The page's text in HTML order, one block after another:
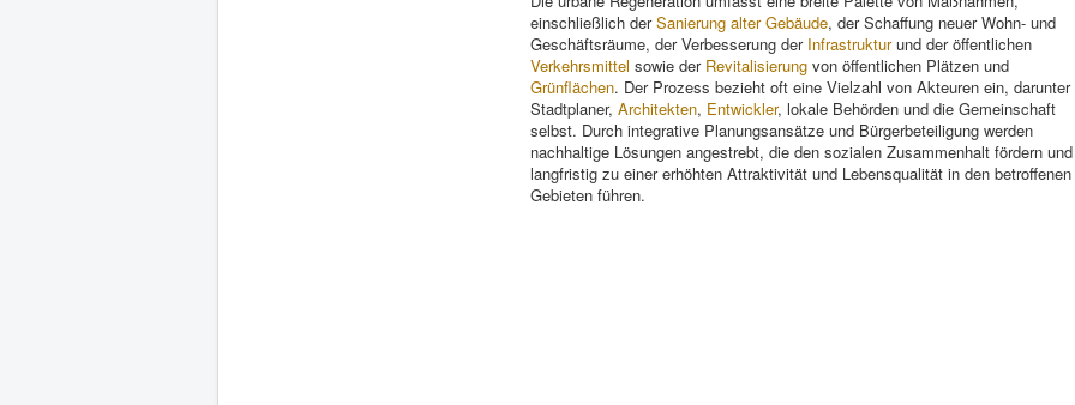
einschließlich derSanierung alter Gebäude, der Schaffung neuer Wohn- und
Geschäftsräume, der Verbesserung der Infrastrukturund der öffentlichen
Verkehrsmittel sowie der Revitalisierung von öffentlichen Plätzen und
Grünflächen. Der Prozess bezieht oft eine Vielzahl von Akteuren ein, darunter
Stadtplaner, Architekten, Entwickler, lokale Behörden und die Gemeinschaft
selbst. Durch integrative Planungsansätze und Bürgerbeteiligung werden
nachhaltige Lösungen angestrebt, die den sozialen Zusammenhalt fördern und
langfristig zu einer erhöhten Attraktivität und Lebensqualität in den betroffenen
Gebieten führen.